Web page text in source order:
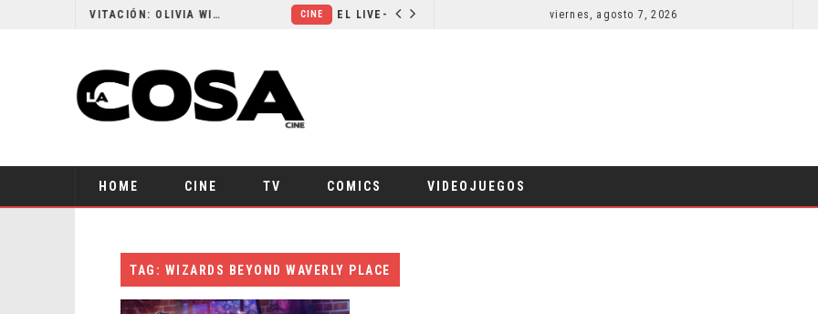
RESEÑA LA INVITACIÓN: OLIVIA WILDE REFLEXIONA SOBRE LA VIDA CONYUGAL CINE
viernes, agosto 7, 2026
HOME CINE TV COMICS VIDEOJUEGOS
TAG: WIZARDS BEYOND WAVERLY PLACE